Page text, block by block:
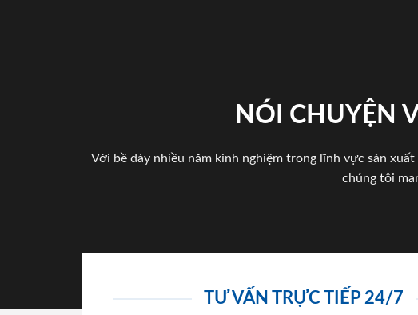
NÓI CHUYỆN
Với bề dày nhiều năm kinh nghiệm trong lĩnh vực sản
chúng tôi
TƯ VẤN TRỰC TIẾP 24/7